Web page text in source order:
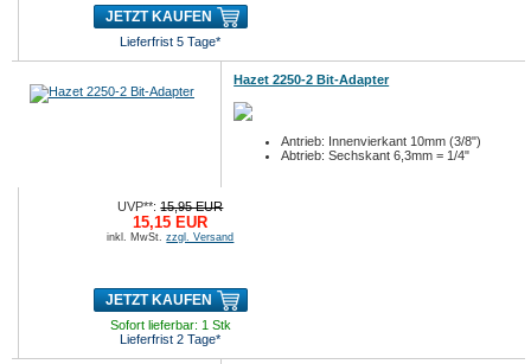
JETZT KAUFEN
Lieferfrist 5 Tage*
Hazet 2250-2 Bit-Adapter
Antrieb: Innenvierkant 10mm (3/8")
Abtrieb: Sechskant 6,3mm = 1/4"
UVP**:15,95 EUR
15,15 EUR
inkl. MwSt.zzgl. Versand
JETZT KAUFEN
Sofort lieferbar: 1 Stk
Lieferfrist 2 Tage*